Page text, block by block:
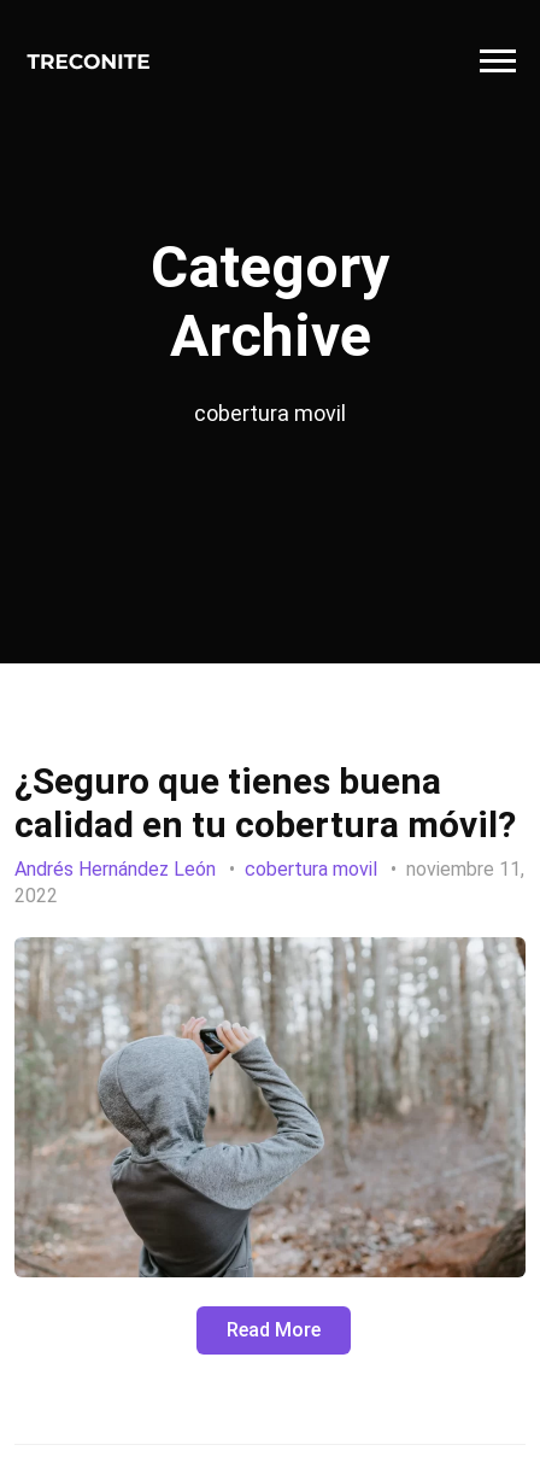
Category
Archive
cobertura movil
¿Seguro que tienes buena
calidad en tu cobertura móvil?
Andrés Hernández León cobertura movil
noviembre 11,
2022
Read More